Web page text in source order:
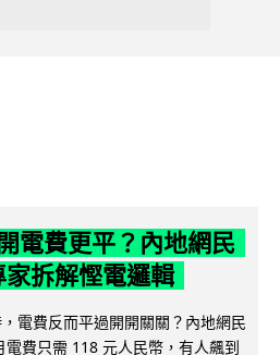
電費更平？內地網民
拆解慳電邏輯
電費反而平過開開關關？內地網民
費只需 118 元人民幣，有人飆到